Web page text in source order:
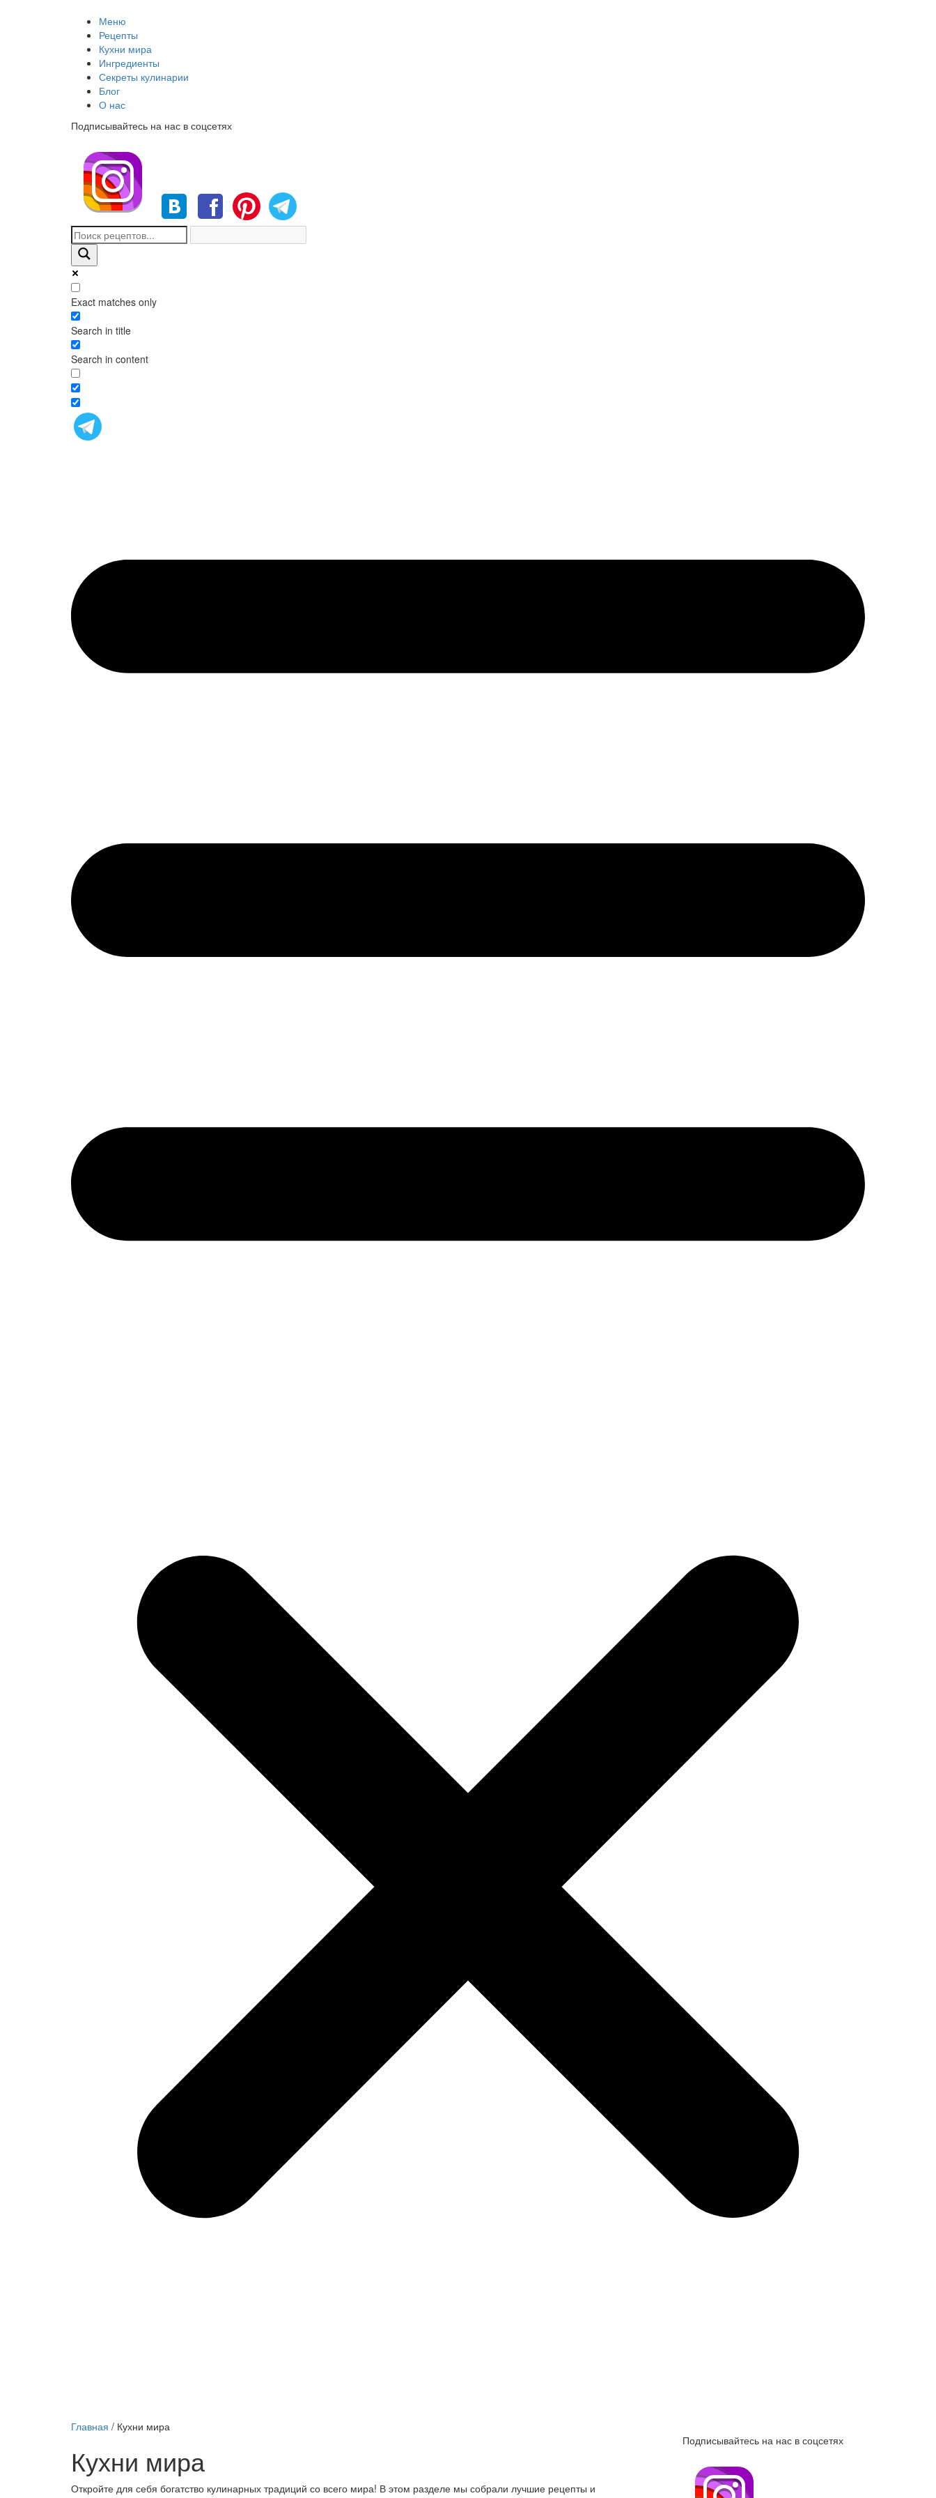
Меню
Рецепты
Кухни мира
Ингредиенты
Секреты кулинарии
Блог
О нас
Подписывайтесь на нас в соцсетях
Exact matches only
Search in title
Search in content
Главная / Кухни мира
Кухни мира
Откройте для себя богатство кулинарных традиций со всего мира! В этом разделе мы собрали лучшие рецепты и
Подписывайтесь на нас в соцсетях